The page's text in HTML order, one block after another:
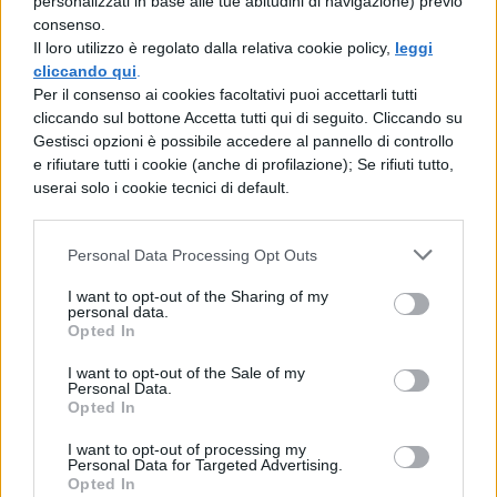
consenso.
Il loro utilizzo è regolato dalla relativa cookie policy, leggi
cliccando qui
Per il consenso ai cookies facoltativi puoi accettarli tutti
cliccando sul bottone Accetta tutti qui di seguito. Cliccando su
Gestisci opzioni è possibile accedere al pannello di controllo
e rifiutare tutti i cookie (anche di profilazione); Se rifiuti tutto,
userai solo i cookie tecnici di default.
Personal Data Processing Opt Outs
I want to opt-out of the Sharing of my
personal data.
Opted In
I want to opt-out of the Sale of my
Personal Data.
Opted In
I want to opt-out of processing my
Personal Data for Targeted Advertising.
Opted In
spinti a fare meno contratti di ricerca –
sottolinea Eleonora Priori, ricercatrice e
membro dell’Assemblea precari – ma
chiunque abbia a cuore il futuro della
ricerca e dell’università sa che è necessario
Un futuro ancora incerto
Anche laRete 29 Aprile
, nata in risposta
preoccupazione. “Quello che la politica non
capisce – afferma Piero Graglia, professore
ordinario all’Università di Milano e